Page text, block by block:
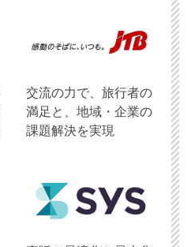
交流の力で、旅行者の
満足と、地域・企業の
課題解決を実現